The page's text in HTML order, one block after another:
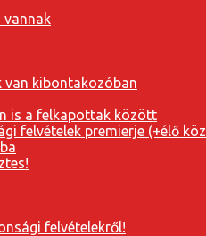
vannak
van kibontakozóban
is a felkapottak között
felvételek premierje (+élő
felvételekről!